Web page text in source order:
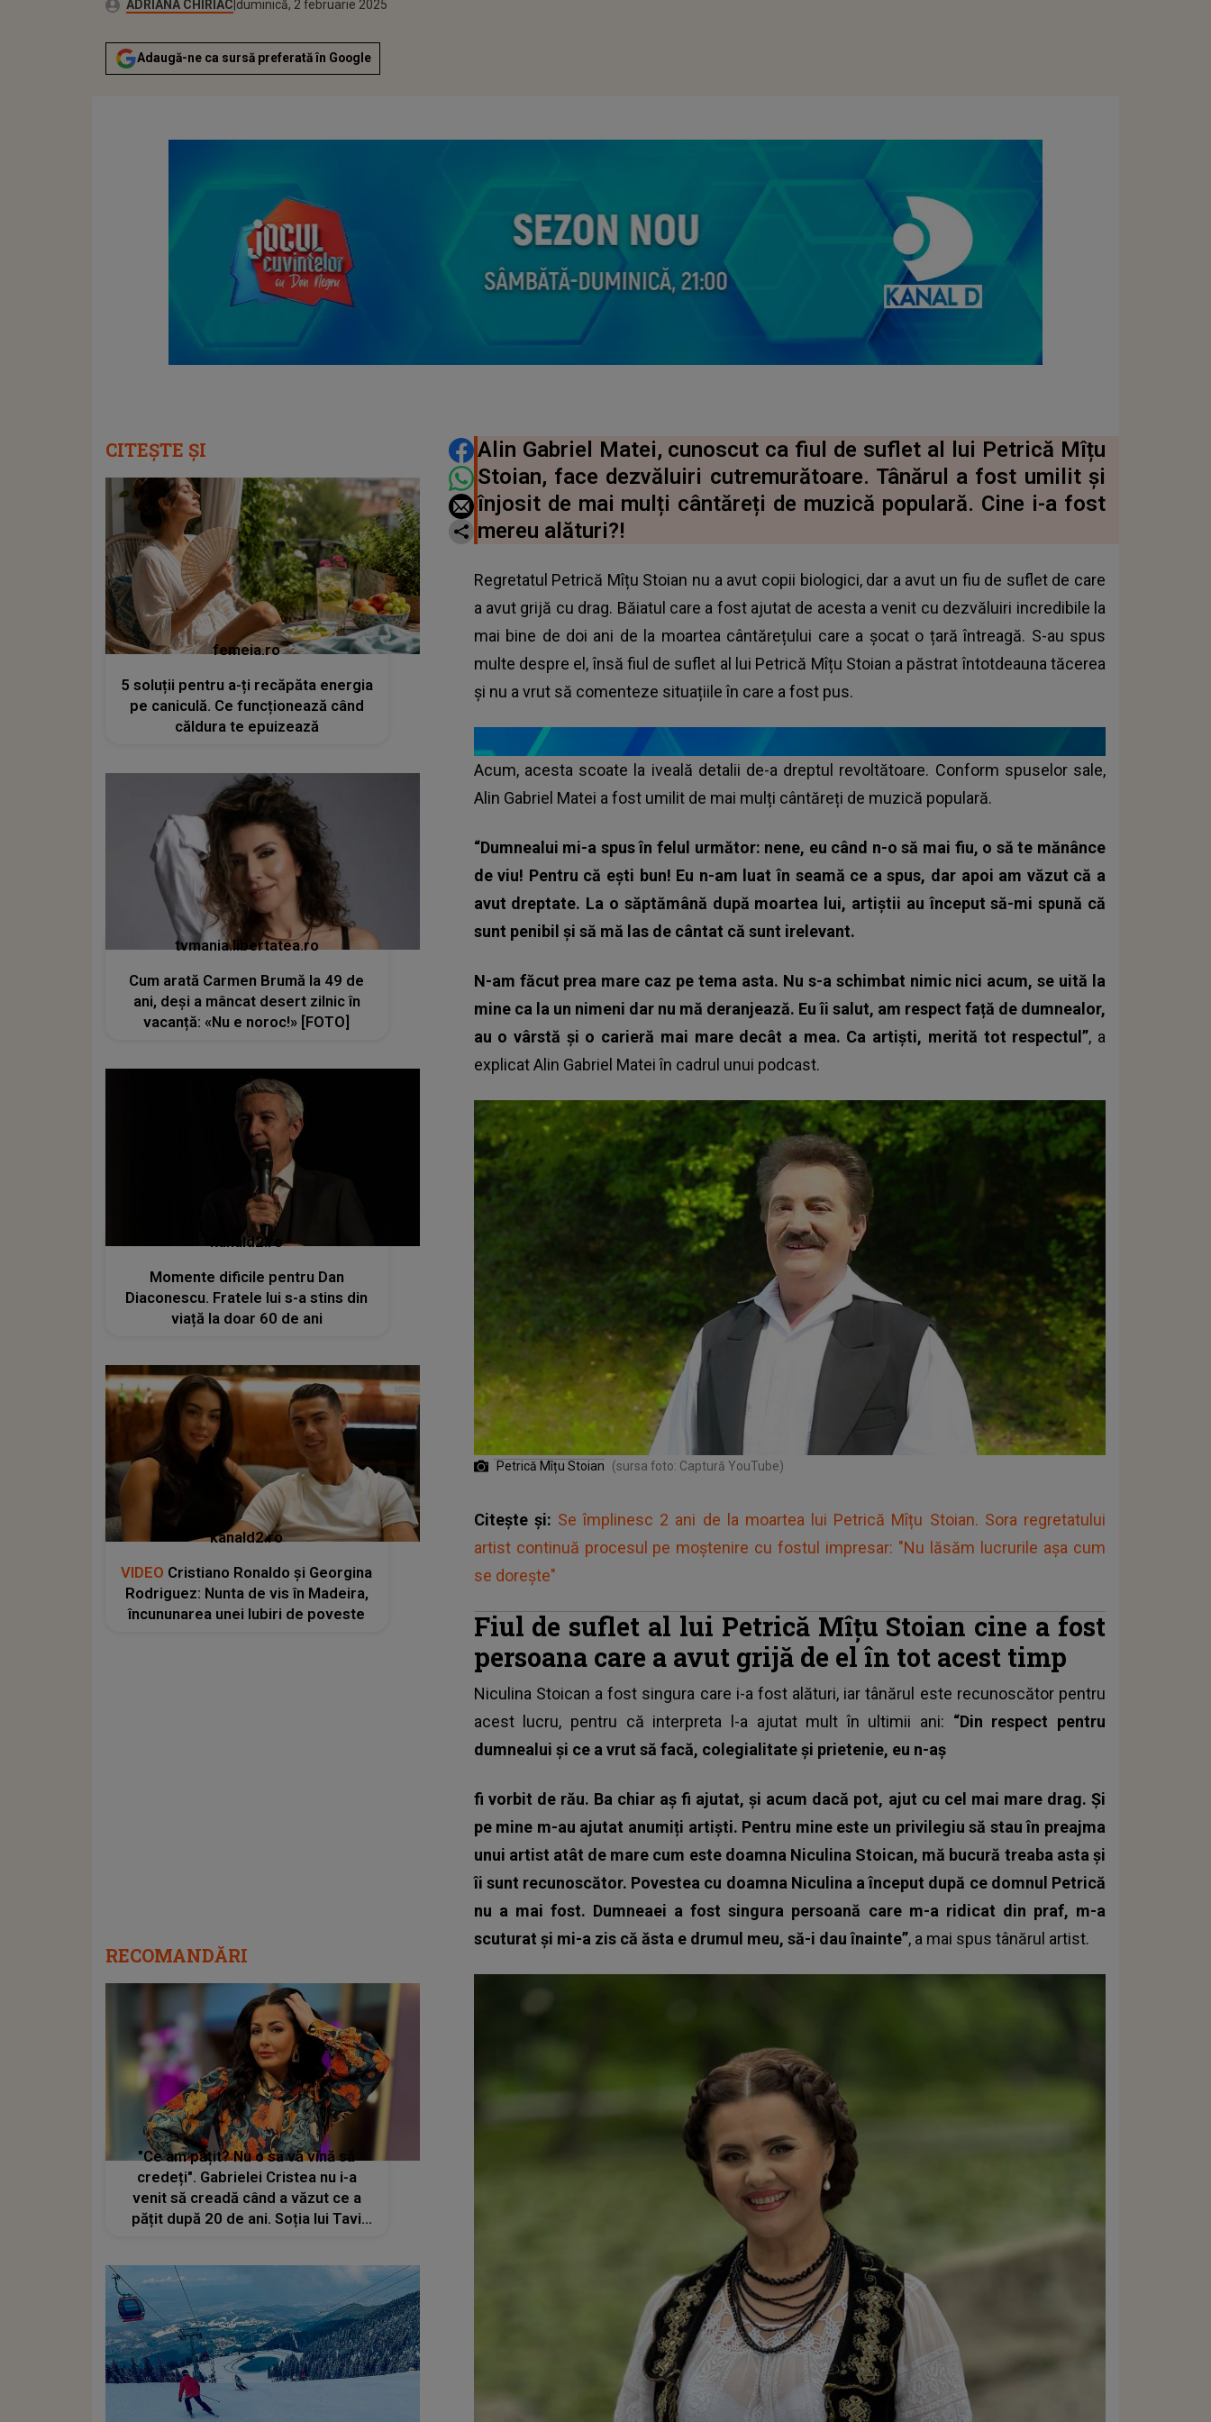
Autor:ADRIANA CHIRIAC vineri, 2 februarie 2024
Actualizat:
duminică, 2 februarie 2025
Adaugă-ne ca sursă preferată în Google
DISTRIBUIE ARTICOLUL
Alin Gabriel Matei, cunoscut ca fiul de suflet al lui Petrică Mîțu
Stoian, face dezvăluiri cutremurătoare. Tânărul a fost umilit și
înjosit de mai mulți cântăreți de muzică populară. Cine i-a fost
mereu alături?!
Regretatul Petrică Mîțu Stoian nu a avut copii biologici, dar a avut un fiu de suflet de care
a avut grijă cu drag. Băiatul care a fost ajutat de acesta a venit cu dezvăluiri incredibile la
mai bine de doi ani de la moartea cântărețului care a șocat o țară întreagă. S-au spus
multe despre el, însă fiul de suflet al lui Petrică Mîțu Stoian a păstrat întotdeauna tăcerea
și nu a vrut să comenteze situațiile în care a fost pus.
Acum, acesta scoate la iveală detalii de-a dreptul revoltătoare. Conform spuselor sale,
Alin Gabriel Matei a fost umilit de mai mulți cântăreți de muzică populară.
“Dumnealui mi-a spus în felul următor: nene, eu când n-o să mai fiu, o să te mănânce
de viu! Pentru că ești bun! Eu n-am luat în seamă ce a spus, dar apoi am văzut că a
avut dreptate. La o săptămână după moartea lui, artiștii au început să-mi spună că
sunt penibil și să mă las de cântat că sunt irelevant.
N-am făcut prea mare caz pe tema asta. Nu s-a schimbat nimic nici acum, se uită la
mine ca la un nimeni dar nu mă deranjează. Eu îi salut, am respect față de dumnealor,
au o vârstă și o carieră mai mare decât a mea. Ca artiști, merită tot respectul”, a
explicat Alin Gabriel Matei în cadrul unui podcast.
Petrică Mîțu Stoian (sursa foto: Captură YouTube)
Citește și: Se împlinesc 2 ani de la moartea lui Petrică Mîțu Stoian. Sora regretatului
artist continuă procesul pe moștenire cu fostul impresar: "Nu lăsăm lucrurile așa cum
se dorește"
Fiul de suflet al lui Petrică Mîțu Stoian cine a fost
persoana care a avut grijă de el în tot acest timp
Niculina Stoican a fost singura care i-a fost alături, iar tânărul este recunoscător pentru
acest lucru, pentru că interpreta l-a ajutat mult în ultimii ani: “Din respect pentru
dumnealui și ce a vrut să facă, colegialitate și prietenie, eu n-aș
fi vorbit de rău. Ba chiar aș fi ajutat, și acum dacă pot, ajut cu cel mai mare drag. Și
pe mine m-au ajutat anumiți artiști. Pentru mine este un privilegiu să stau în preajma
unui artist atât de mare cum este doamna Niculina Stoican, mă bucură treaba asta și
îi sunt recunoscător. Povestea cu doamna Niculina a început după ce domnul Petrică
nu a mai fost. Dumneaei a fost singura persoană care m-a ridicat din praf, m-a
scuturat și mi-a zis că ăsta e drumul meu, să-i dau înainte”, a mai spus tânărul artist.
CITEȘTE ȘI
femeia.ro
5 soluții pentru a-ți recăpăta energia
pe caniculă. Ce funcționează când
căldura te epuizează
tvmania.libertatea.ro
Cum arată Carmen Brumă la 49 de
ani, deși a mâncat desert zilnic în
vacanță: «Nu e noroc!» [FOTO]
kanald2.ro
Momente dificile pentru Dan
Diaconescu. Fratele lui s-a stins din
viață la doar 60 de ani
kanald2.ro
VIDEO Cristiano Ronaldo și Georgina
Rodriguez: Nunta de vis în Madeira,
încununarea unei Iubiri de poveste
RECOMANDĂRI
"Ce am pățit? Nu o să vă vină să
credeți". Gabrielei Cristea nu i-a
venit să creadă când a văzut ce a
pățit după 20 de ani. Soția lui Tavi